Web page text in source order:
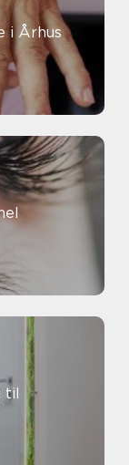
i Århus